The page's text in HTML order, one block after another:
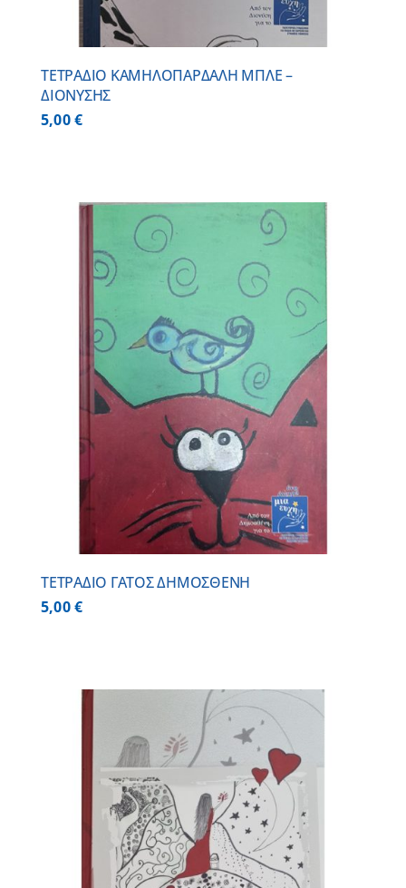
ΤΕΤΡΑΔΙΟ ΚΑΜΗΛΟΠΑΡΔΑΛΗ ΜΠΛΕ –
ΔΙΟΝΥΣΗΣ
5,00€
ΤΕΤΡΑΔΙΟ ΓΑΤΟΣ ΔΗΜΟΣΘΕΝΗ
5,00€